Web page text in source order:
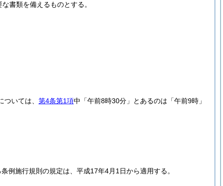
書類を備えるものとする。
ついては、 第4条第1項中「午前8時30分」とあるのは「午前9時」
例施行規則の規定は、平成17年4月1日から適用する。